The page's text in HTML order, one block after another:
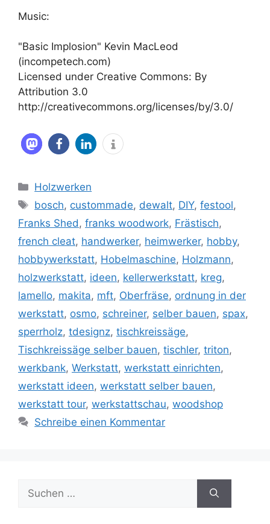
Music:
"Basic Implosion" Kevin MacLeod
(incompetech.com)
Licensed under Creative Commons: By
Attribution 3.0
http://creativecommons.org/licenses/by/3.0/
Kategorien
Holzwerken
Schlagwörter
bosch, custommade, dewalt, DIY,festool,
Franks Shed , franks woodwork, Frästisch,
french cleat, handwerker, heimwerker, hobby,
hobbywerkstatt, Hobelmaschine, Holzmann,
holzwerkstatt, ideen, kellerwerkstatt, kreg,
lamello, makita, mft, Oberfräse, ordnung in der
werkstatt, osmo, schreiner, selber bauen, spax,
sperrholz, tdesignz, tischkreissäge,
Tischkreissäge selber bauen, tischler, triton,
werkbank, Werkstatt, werkstatt einrichten,
werkstatt ideen, werkstatt selber bauen,
werkstatt tour, werkstattschau, woodshop
Schreibe einen Kommentar
nach: